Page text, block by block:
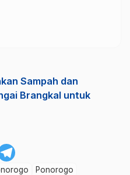
Sampah dan
Brangkal untuk
Ponorogo